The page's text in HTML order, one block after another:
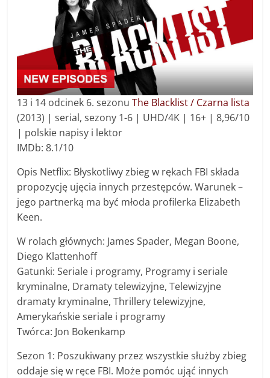
13 i 14 odcinek 6. sezonuThe Blacklist / Czarna lista
(2013) | serial, sezony 1-6 | UHD/4K | 16+ | 8,96/10
| polskie napisy i lektor
IMDb: 8.1/10
Opis Netflix: Błyskotliwy zbieg w rękach FBI składa
propozycję ujęcia innych przestępców. Warunek –
jego partnerką ma być młoda profilerka Elizabeth
Keen.
W rolach głównych: James Spader, Megan Boone,
Diego Klattenhoff
Gatunki: Seriale i programy, Programy i seriale
kryminalne, Dramaty telewizyjne, Telewizyjne
dramaty kryminalne, Thrillery telewizyjne,
Amerykańskie seriale i programy
Twórca: Jon Bokenkamp
Sezon 1: Poszukiwany przez wszystkie służby zbieg
oddaje się w ręce FBI. Może pomóc ująć innych